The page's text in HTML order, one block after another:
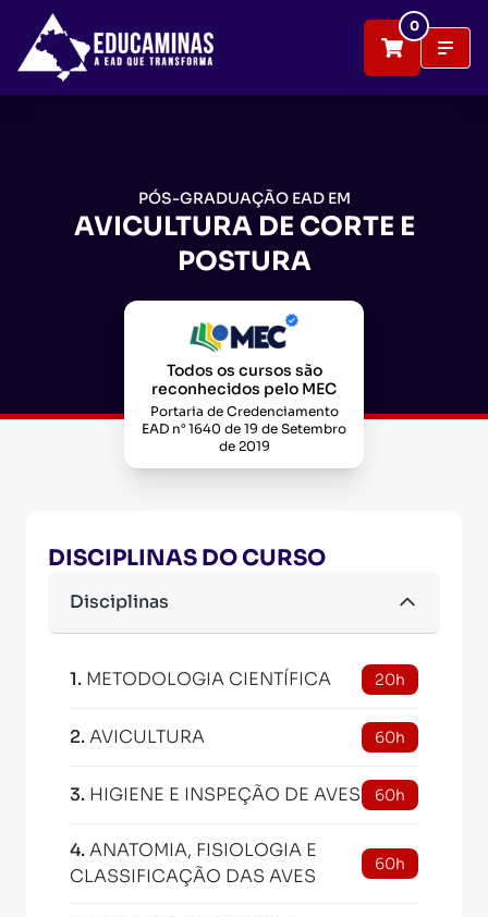
0
PÓS-GRADUAÇÃO EAD EM
AVICULTURA DE CORTE E
POSTURA
Todos os cursos são
reconhecidos pelo MEC
Portaria de Credenciamento
EAD n° 1640 de 19 de Setembro
de 2019
DISCIPLINAS DO CURSO
Disciplinas
1. METODOLOGIA CIENTÍFICA 20h
2.AVICULTURA 60h
3. HIGIENE E INSPEÇÃO DE AVES 60h
4.ANATOMIA, FISIOLOGIA E
CLASSIFICAÇÃO DAS AVES
60h